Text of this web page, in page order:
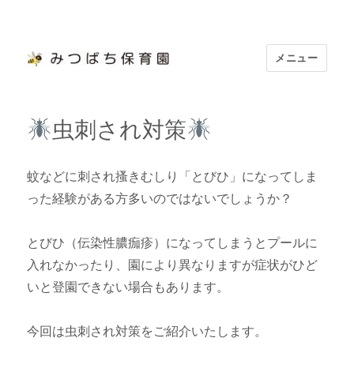
メニュー
虫刺され対策
蚊などに刺され搔きむしり「とびひ」になってしま
った経験がある方多いのではないでしょうか？
とびひ（伝染性膿痂疹）になってしまうとプールに
入れなかったり、園により異なりますが症状がひど
いと登園できない場合もあります。
今回は虫刺され対策をご紹介いたします。